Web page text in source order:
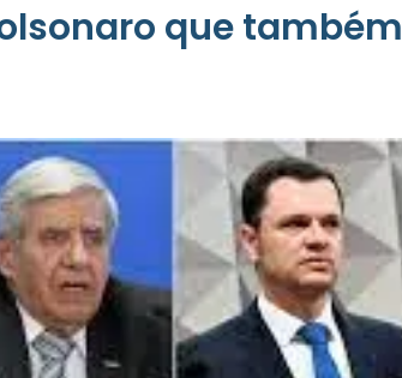
que também